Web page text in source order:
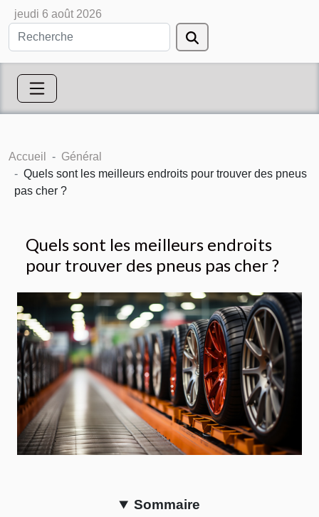
jeudi 6 août 2026
Accueil
Général
Quels sont les meilleurs endroits pour trouver des pneus
pas cher ?
Quels sont les meilleurs endroits
pour trouver des pneus pas cher ?
Sommaire